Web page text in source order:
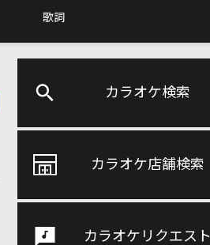
歌詞
カラオケ検索
カラオケ店舗検索
カラオケリクエスト